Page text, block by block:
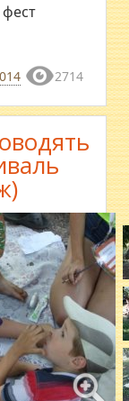
фест
2714